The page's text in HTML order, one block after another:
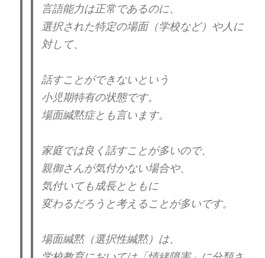
言語能力は正常であるのに、
選択された特定の場面（学校など）や人に
対して、
話すことができないという
小児期特有の状態です。
場面緘黙症とも言います。
家庭では良く話すことが多いので、
親御さんが気付かない場合や、
気付いても成長とともに
変わるだろうと考えることが多いです。
場面緘黙（選択性緘黙）は、